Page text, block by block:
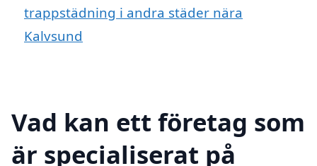
trappstädning i andra städer nära
Kalvsund
Vad kan ett företag som
är specialiserat på